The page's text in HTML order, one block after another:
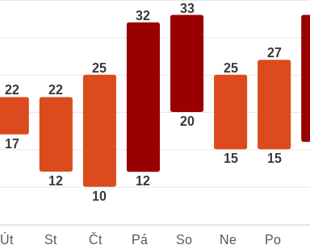
22
17
22
12
25
10
32
12
33
20
25
15
27
15
Út St Čt Pá So Ne Po